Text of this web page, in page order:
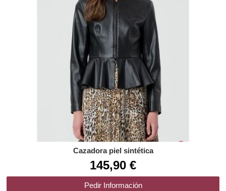
Cazadora piel sintética
145,90 €
Pedir Información